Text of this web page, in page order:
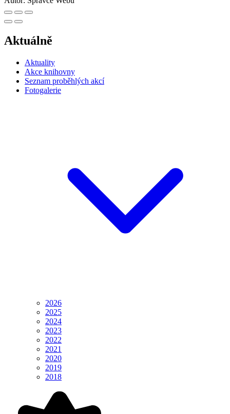
Aktuálně
Aktuality
Akce knihovny
Seznam proběhlých akcí
Fotogalerie
2026
2025
2024
2023
2022
2021
2020
2019
2018